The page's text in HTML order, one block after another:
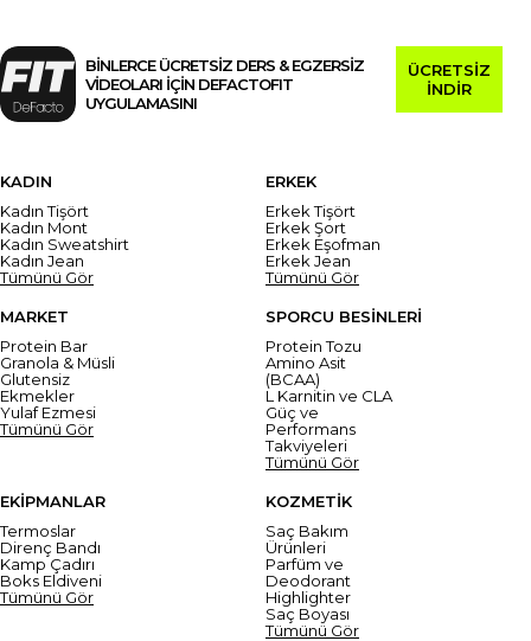
BİNLERCE ÜCRETSİZ DERS & EGZERSİZ
VİDEOLARI İÇİN DEFACTOFIT
UYGULAMASINI
ÜCRETSİZ
İNDİR
KADIN
Kadın Tişört
Kadın Mont
Kadın Sweatshirt
Kadın Jean
Tümünü Gör
ERKEK
Erkek Tişört
Erkek Şort
Erkek Eşofman
Erkek Jean
Tümünü Gör
MARKET
Protein Bar
Granola & Müsli
Glutensiz
Ekmekler
Yulaf Ezmesi
Tümünü Gör
SPORCU BESİNLERİ
Protein Tozu
Amino Asit
(BCAA)
L Karnitin ve CLA
Güç ve
Performans
Takviyeleri
Tümünü Gör
EKİPMANLAR
Termoslar
Direnç Bandı
Kamp Çadırı
Boks Eldiveni
Tümünü Gör
KOZMETİK
Saç Bakım
Ürünleri
Parfüm ve
Deodorant
Highlighter
Saç Boyası
Tümünü Gör